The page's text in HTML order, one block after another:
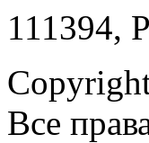
111394,
Все